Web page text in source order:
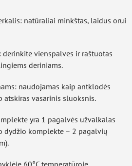
natūraliai minkštas, laidus orui
vienspalves ir raštuotas
deriniams.
naudojamas kaip antklodės
atskiras vasarinis sluoksnis.
yra 1 pagalvės užvalkalas
dydžio komplekte – 2 pagalvių
60°C temperatūroje.